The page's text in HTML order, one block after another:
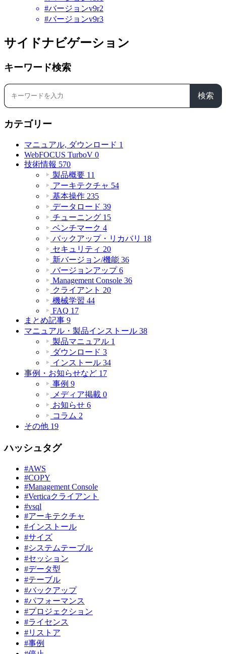
#バージョンv9r2
#バージョンv9r3
サイドナビゲーション
キーワード検索
検索
カテゴリー
マニュアル, ダウンロード 1
WebFOCUS TurboV 0
技術情報 570
製品概要 11
アーキテクチャ 54
基本操作 235
データロード 39
チューニング 15
ベンチマーク 4
バックアップ・リカバリ 18
セキュリティ 20
新バージョン/機能 36
バージョンアップ 6
Management Console 36
クライアント 20
機械学習 44
FAQ 17
まとめ記事 9
マニュアル・製品インストール 38
製品マニュアル 1
ダウンロード 3
インストール 34
事例・お知らせなど 17
事例 9
メディア掲載 0
お知らせ 6
コラム 2
その他 19
ハッシュタグ
#AWS
#COPY
#Management Console
#Verticaクライアント
#vsql
#アーキテクチャ
#インストール
#サイズ
#システムテーブル
#セッション
#データ型
#テーブル
#バックアップ
#パフォーマンス
#プロジェクション
#ライセンス
#リストア
#事例